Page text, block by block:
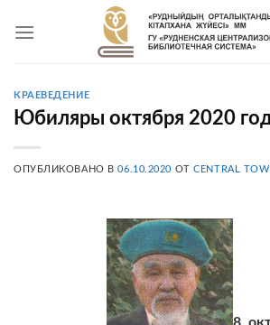
КРАЕВЕДЕНИЕ
Юбиляры октября 2020
ОПУБЛИКОВАНО В06.10.2020 ОТCENTRAL